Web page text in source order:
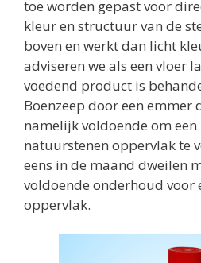
toe worden gepast voor
kleur en structuur van de
boven en werkt dan licht
adviseren we als een vloer
voedend product is
Boenzeep door een emmer
namelijk voldoende om een
natuurstenen oppervlak te
eens in de maand dweilen
voldoende onderhoud voor
oppervlak.